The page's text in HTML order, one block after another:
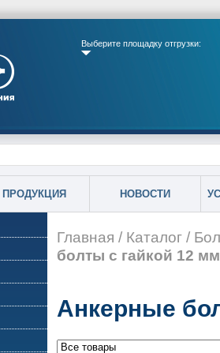
Выберите площадку отгрузки:
ПРОДУКЦИЯ НОВОСТИ
Главная / Каталог /
болты с гайкой 12 мм
Анкерные